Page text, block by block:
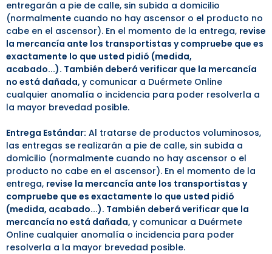
entregarán a pie de calle, sin subida a domicilio
(normalmente cuando no hay ascensor o el producto no
cabe en el ascensor). En el momento de la entrega, revise
la mercancía ante los transportistas y compruebe que es
exactamente lo que usted pidió (medida,
acabado...). También deberá verificar que la mercancía
no está dañada, y comunicar a Duérmete Online
cualquier anomalía o incidencia para poder resolverla a
la mayor brevedad posible.
Entrega Estándar: Al tratarse de productos voluminosos,
las entregas se realizarán a pie de calle, sin subida a
domicilio (normalmente cuando no hay ascensor o el
producto no cabe en el ascensor). En el momento de la
entrega, revise la mercancía ante los transportistas y
compruebe que es exactamente lo que usted pidió
(medida, acabado...). También deberá verificar que la
mercancía no está dañada, y comunicar a Duérmete
Online cualquier anomalía o incidencia para poder
resolverla a la mayor brevedad posible.